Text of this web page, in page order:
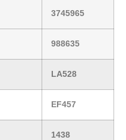
3745965
988635
LA528
EF457
1438